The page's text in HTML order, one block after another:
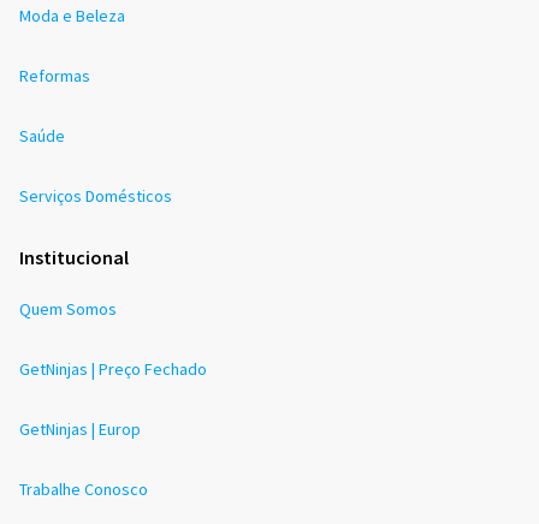
Moda e Beleza
Reformas
Saúde
Serviços Domésticos
Institucional
Quem Somos
GetNinjas | Preço Fechado
GetNinjas | Europ
Trabalhe Conosco